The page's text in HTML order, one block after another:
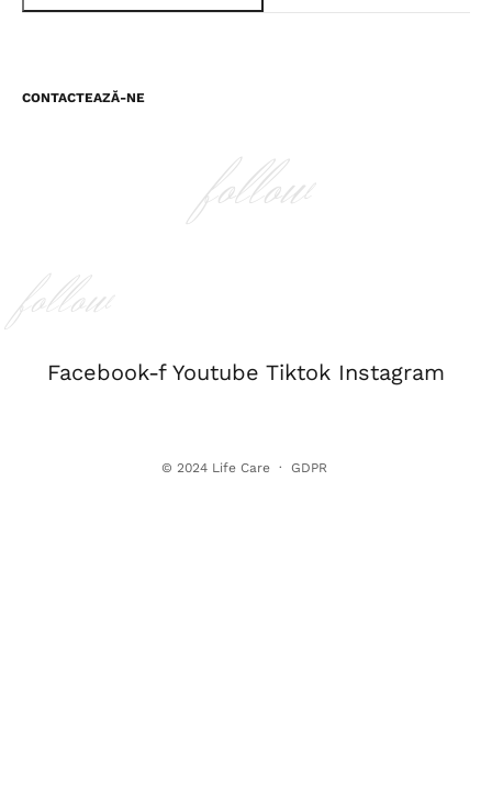
CONTACTEAZĂ-NE
follow
follow
Facebook-f Youtube Tiktok Instagram
© 2024 Life Care· GDPR